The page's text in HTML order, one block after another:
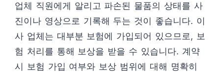
업체 직원에게 알리고 파손된 물품의 상태를 사
진이나 영상으로 기록해 두는 것이 좋습니다. 이
사 업체는 대부분 보험에 가입되어 있으므로, 보
험 처리를 통해 보상을 받을 수 있습니다. 계약
시 보험 가입 여부와 보상 범위에 대해 명확히